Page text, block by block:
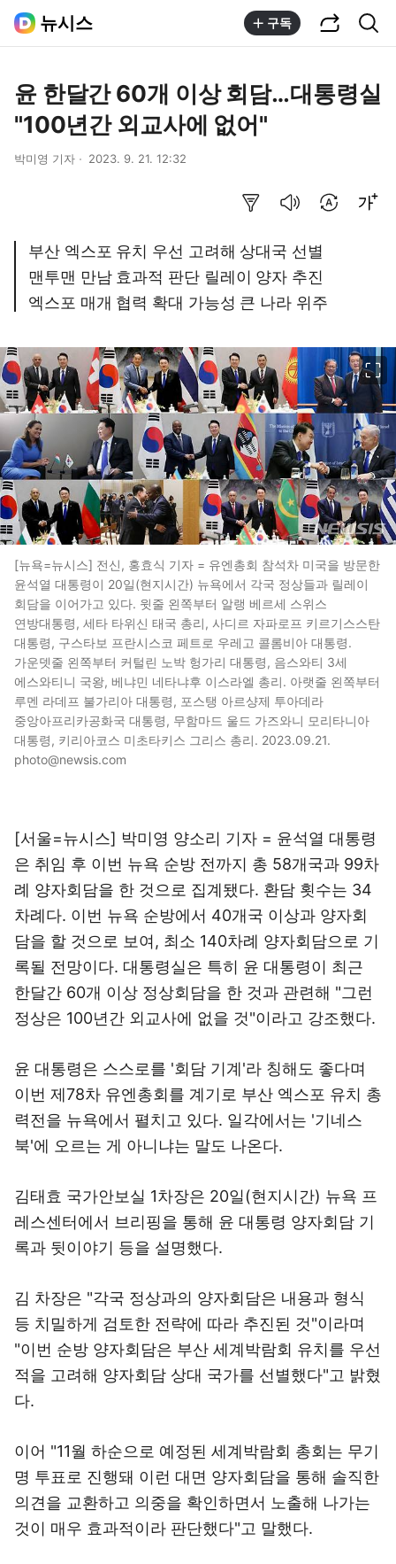
뉴시스 구독
윤 한달간 60개 이상 회담…대통령실
"100년간 외교사에 없어"
박미영 기자 2023. 9. 21. 12:32
부산 엑스포 유치 우선 고려해 상대국 선별
맨투맨 만남 효과적 판단 릴레이 양자 추진
엑스포 매개 협력 확대 가능성 큰 나라 위주
[뉴욕=뉴시스] 전신, 홍효식 기자 = 유엔총회 참석차 미국을 방문한
윤석열 대통령이 20일(현지시간) 뉴욕에서 각국 정상들과 릴레이
회담을 이어가고 있다. 윗줄 왼쪽부터 알랭 베르세 스위스
연방대통령, 세타 타위신 태국 총리, 사디르 자파로프 키르기스스탄
대통령, 구스타보 프란시스코 페트로 우레고 콜롬비아 대통령.
가운뎃줄 왼쪽부터 커털린 노박 헝가리 대통령, 음스와티 3세
에스와티니 국왕, 베냐민 네타냐후 이스라엘 총리. 아랫줄 왼쪽부터
루멘 라데프 불가리아 대통령, 포스탱 아르샹제 투아데라
중앙아프리카공화국 대통령, 무함마드 울드 가즈와니 모리타니아
대통령, 키리아코스 미초타키스 그리스 총리. 2023.09.21.
photo@newsis.com
[서울=뉴시스] 박미영 양소리 기자 = 윤석열 대통령
은 취임 후 이번 뉴욕 순방 전까지 총 58개국과 99차
례 양자회담을 한 것으로 집계됐다. 환담 횟수는 34
차례다. 이번 뉴욕 순방에서 40개국 이상과 양자회
담을 할 것으로 보여, 최소 140차례 양자회담으로 기
록될 전망이다. 대통령실은 특히 윤 대통령이 최근
한달간 60개 이상 정상회담을 한 것과 관련해 "그런
정상은 100년간 외교사에 없을 것"이라고 강조했다.
윤 대통령은 스스로를 '회담 기계'라 칭해도 좋다며
이번 제78차 유엔총회를 계기로 부산 엑스포 유치 총
력전을 뉴욕에서 펼치고 있다. 일각에서는 '기네스
북'에 오르는 게 아니냐는 말도 나온다.
김태효 국가안보실 1차장은 20일(현지시간) 뉴욕 프
레스센터에서 브리핑을 통해 윤 대통령 양자회담 기
록과 뒷이야기 등을 설명했다.
김 차장은 "각국 정상과의 양자회담은 내용과 형식
등 치밀하게 검토한 전략에 따라 추진된 것"이라며
"이번 순방 양자회담은 부산 세계박람회 유치를 우선
적을 고려해 양자회담 상대 국가를 선별했다"고 밝혔
다.
이어 "11월 하순으로 예정된 세계박람회 총회는 무기
명 투표로 진행돼 이런 대면 양자회담을 통해 솔직한
의견을 교환하고 의중을 확인하면서 노출해 나가는
것이 매우 효과적이라 판단했다"고 말했다.